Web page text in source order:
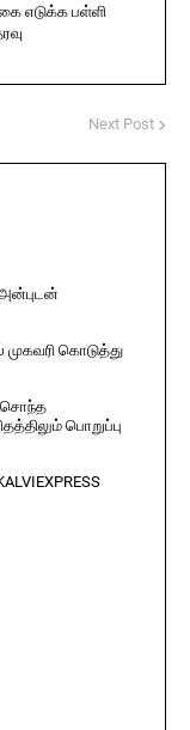
எடுக்க பள்ளி
Next Post
கொடுத்து
சொந்த
பொறுப்பு